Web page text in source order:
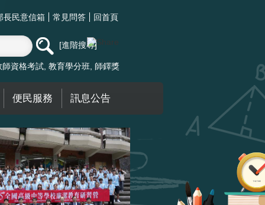
長民意信箱 常見問答 回首頁
進階搜尋
師資格考試 教育學分班 師鐸獎
便民服務 訊息公告